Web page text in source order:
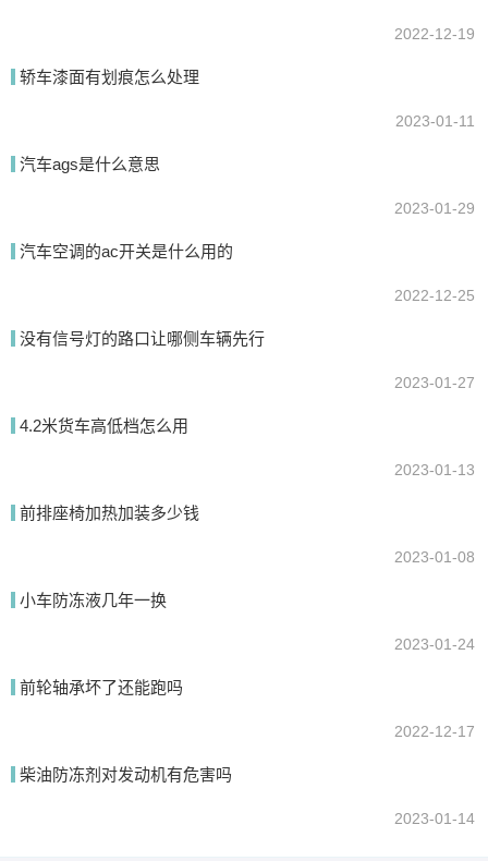
2022-12-19
轿车漆面有划痕怎么处理
2023-01-11
汽车ags是什么意思
2023-01-29
汽车空调的ac开关是什么用的
2022-12-25
没有信号灯的路口让哪侧车辆先行
2023-01-27
4.2米货车高低档怎么用
2023-01-13
前排座椅加热加装多少钱
2023-01-08
小车防冻液几年一换
2023-01-24
前轮轴承坏了还能跑吗
2022-12-17
柴油防冻剂对发动机有危害吗
2023-01-14